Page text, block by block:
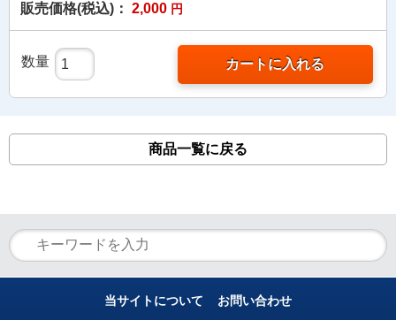
販売価格(税込)： 2,000 円
数量 カートに入れる
商品一覧に戻る
当サイトについて お問い合わせ